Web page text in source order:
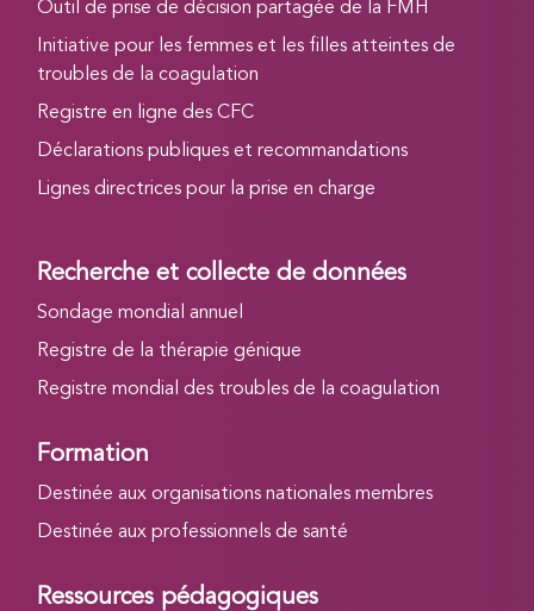
Outil de prise de décision partagée de la FMH
Initiative pour les femmes et les filles atteintes de
troubles de la coagulation
Registre en ligne des CFC
Déclarations publiques et recommandations
Lignes directrices pour la prise en charge
Recherche et collecte de données
Sondage mondial annuel
Registre de la thérapie génique
Registre mondial des troubles de la coagulation
Formation
Destinée aux organisations nationales membres
Destinée aux professionnels de santé
Ressources pédagogiques